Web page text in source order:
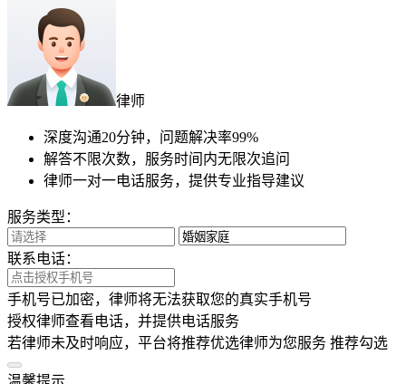
宿迁用户4分钟前提交了咨询
13****4866用户3分钟前提交了咨询
18****8995用户3分钟前提交了咨询
顶部
温馨提示
为帮您快速解决问题
已为您总结提炼文章观点~
快速查看全文 限时免费
阅读全文
请确认咨询信息
温馨提示：若脱离平台进行转账或付费将不受平台保障
电话咨询